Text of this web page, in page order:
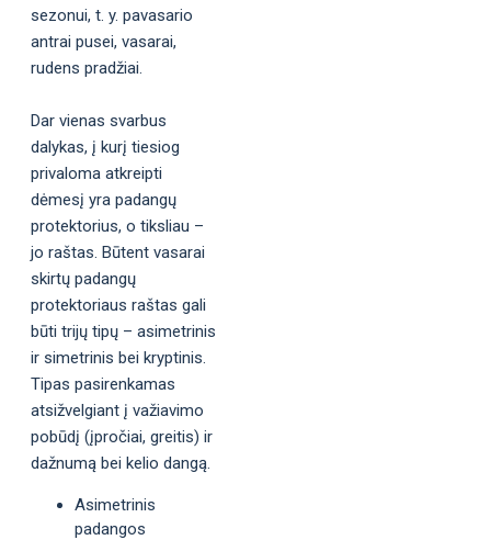
sezonui, t. y. pavasario
antrai pusei, vasarai,
rudens pradžiai.
Dar vienas svarbus
dalykas, į kurį tiesiog
privaloma atkreipti
dėmesį yra padangų
protektorius, o tiksliau –
jo raštas. Būtent vasarai
skirtų padangų
protektoriaus raštas gali
būti trijų tipų – asimetrinis
ir simetrinis bei kryptinis.
Tipas pasirenkamas
atsižvelgiant į važiavimo
pobūdį (įpročiai, greitis) ir
dažnumą bei kelio dangą.
Asimetrinis
padangos